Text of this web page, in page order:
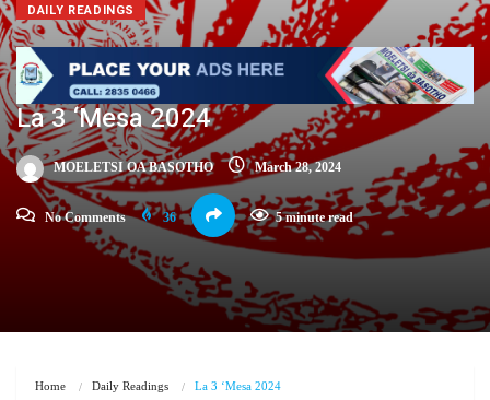
DAILY READINGS
La 3 ‘Mesa 2024
MOELETSI OA BASOTHO March 28, 2024
No Comments 36 5 minute read
Home Daily Readings La 3 ‘Mesa 2024